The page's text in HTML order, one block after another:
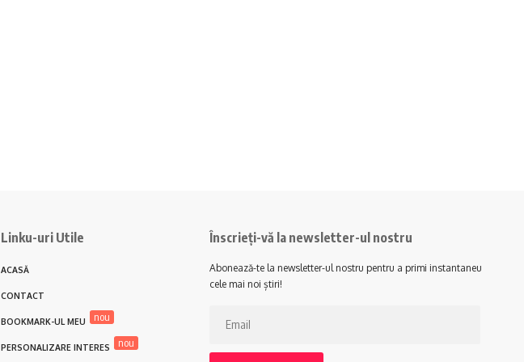
Linku-uri Utile
ACASĂ
CONTACT
BOOKMARK-UL MEU nou
PERSONALIZARE INTERES nou
Înscrieți-vă la newsletter-ul nostru
Abonează-te la newsletter-ul nostru pentru a primi instantaneu
cele mai noi știri!